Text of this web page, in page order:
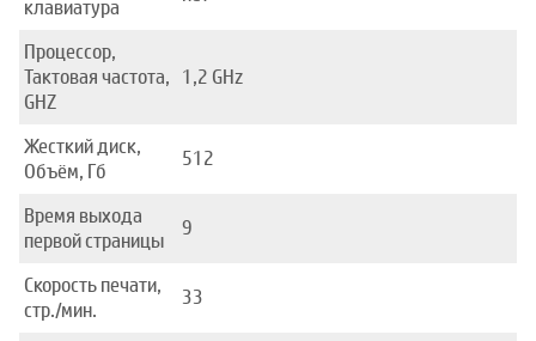
клавиатура
Процессор,
Тактовая частота,
GHZ
1,2 GHz
Жесткий диск,
Объём, Гб
512
Время выхода
первой страницы
9
Скорость печати,
стр./мин.
33